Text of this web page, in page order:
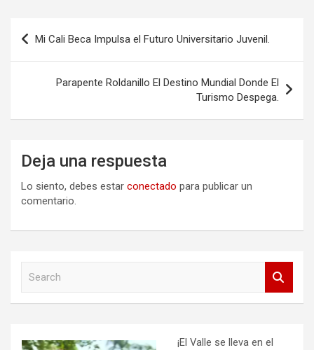
Navegación
de
entradas
Mi Cali Beca Impulsa el Futuro Universitario Juvenil.
Parapente Roldanillo El Destino Mundial Donde El
Turismo Despega.
Deja una respuesta
Lo siento, debes estar conectado para publicar un
comentario.
h
¡El Valle se lleva en el